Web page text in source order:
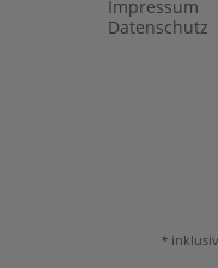
Impressum
Datenschutz